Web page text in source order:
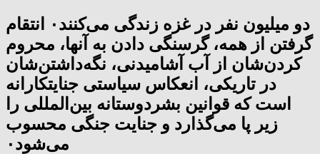
دو میلیون نفر در غزه زندگی می‌کنند۰ انتقام
گرفتن از همه، گرسنگی دادن به آنها، محروم
کردن‌شان از آب آشامیدنی، نگه‌داشتن‌شان
در تاریکی، انعکاس سیاستی جنایتکارانه
است که قوانین بشردوستانه بین‌المللی را
زیر پا می‌گذارد و جنایت جنگی محسوب
می‌شود۰